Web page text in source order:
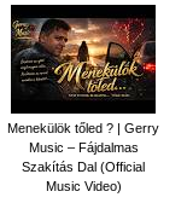
Menekülök tőled ? | Gerry
Music – Fájdalmas
Szakítás Dal (Official
Music Video)